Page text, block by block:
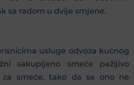
sa radom u dvije smjene.
usluge odvoza kućnog
sakupljeno smeće pažljivo
smeće, tako da se ono ne